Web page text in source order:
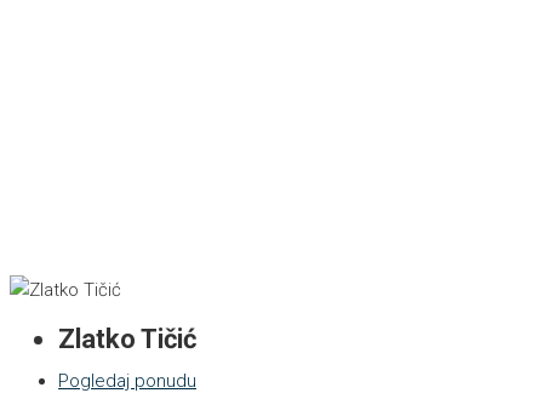
Zlatko Tičić
Pogledaj ponudu